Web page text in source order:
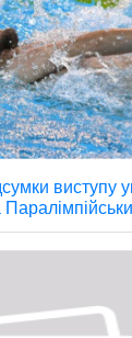
виступу